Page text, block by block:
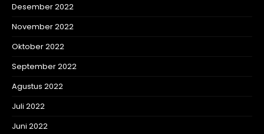
Desember 2022
November 2022
Oktober 2022
September 2022
Agustus 2022
Juli 2022
Juni 2022